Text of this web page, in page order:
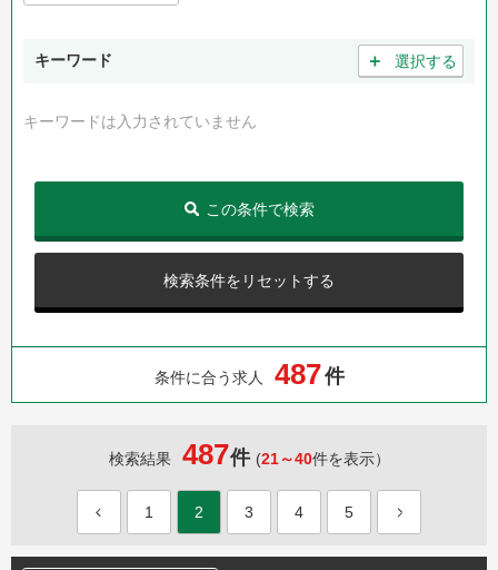
キーワード ＋ 選択する
キーワードは入力されていません
検索条件をリセットする
この条件で検索
条件に合う求人 487件
検索結果 487件 (21～40件を表示）
1 2 3 4 5